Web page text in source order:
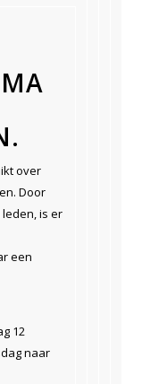
over
Door
is er
een
12
naar